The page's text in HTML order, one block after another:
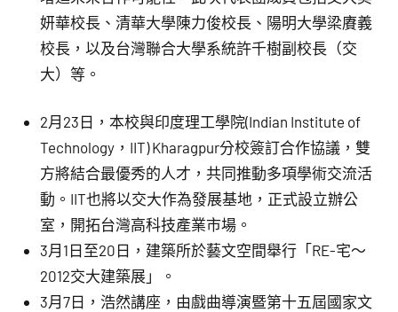
妍華校長、清華大學陳力俊校長、陽明大學梁賡義
校長，以及台灣聯合大學系統許千樹副校長（交
大）等。
2月23日，本校與印度理工學院(Indian Institute of
Technology，IIT) Kharagpur分校簽訂合作協議，雙
方將結合最優秀的人才，共同推動多項學術交流活
動。IIT也將以交大作為發展基地，正式設立辦公
室，開拓台灣高科技產業市場。
3月1日至20日，建築所於藝文空間舉行「RE-宅～
2012交大建築展」。
3月7日，浩然講座，由戲曲導演暨第十五屆國家文